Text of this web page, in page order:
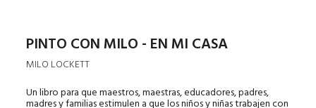
PINTO CON MILO - EN MI CASA
MILO LOCKETT
Un libro para que maestros, maestras, educadores, padres,
madres y familias estimulen a que los niños y niñas trabajen con